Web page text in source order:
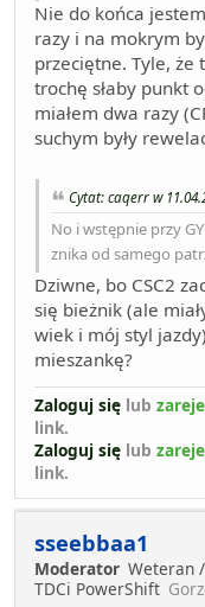
Nie do końca
razy i na mokrym
przeciętne. Tyle, że
trochę słaby punkt
miałem dwa razy
suchym były
Cytat: caqerr w
No i wstępnie przy
znika od samego
Dziwne, bo CSC2
się bieżnik (ale
wiek i mój styl
mieszankę?
Zaloguj się lub
link.
Zaloguj się lub
link.
sseebbaa1
Moderator Weteran
TDCi PowerShift